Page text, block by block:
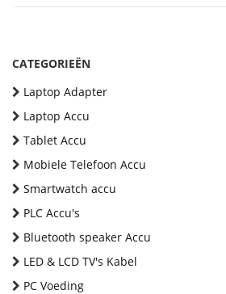
CATEGORIEËN
Laptop Adapter
Laptop Accu
Tablet Accu
Mobiele Telefoon Accu
Smartwatch accu
PLC Accu's
Bluetooth speaker Accu
LED & LCD TV's Kabel
PC Voeding